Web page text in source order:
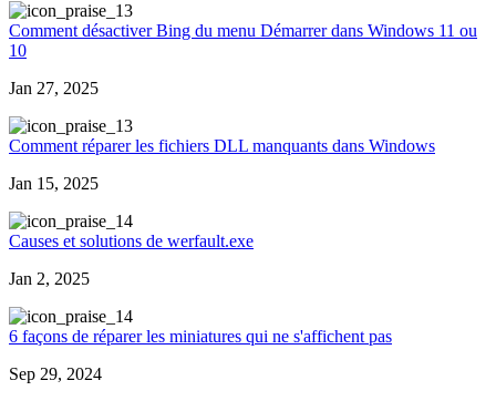
3
Comment désactiver Bing du menu Démarrer dans Windows 11 ou
10
Jan 27, 2025
3
Comment réparer les fichiers DLL manquants dans Windows
Jan 15, 2025
4
Causes et solutions de werfault.exe
Jan 2, 2025
4
6 façons de réparer les miniatures qui ne s'affichent pas
Sep 29, 2024